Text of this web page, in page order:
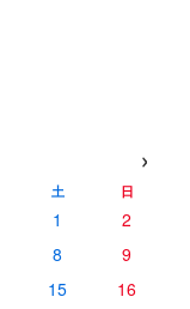
›
土 日
1
2
8
9
15
16